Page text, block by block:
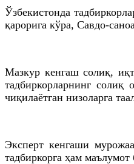
Ўзбекистонда
қарорига кўра, Савдо-
Мазкур кенгаш солиқ,
тадбиркорларнинг
чиқилаётган низоларга
Эксперт кенгаши
тадбиркорга ҳам